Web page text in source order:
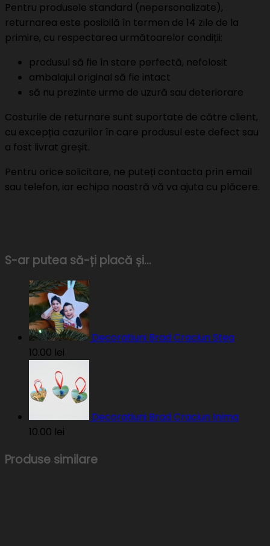
Pentru produsele standard (nepersonalizate),
returnarea este posibilă în termen de 14 zile de la
primire, cu respectarea următoarelor condiții:
produsul să fie în stare perfectă, nefolosit
ambalajul original să fie intact
să nu prezinte urme de uzură sau deteriorare
Costurile de returnare sunt suportate de către client,
cu excepția cazurilor în care produsul este defect sau
a fost livrat greșit.
Pentru orice solicitare, ne puteți contacta prin email
sau telefon, iar echipa noastră vă va ajuta cu plăcere.
S-ar putea să-ți placă și…
Decoratiuni Brad Craciun Stea
10.00 lei
Decoratiuni Brad Craciun Inima
10.00 lei
Produse similare